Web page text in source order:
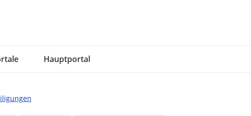
Hauptportal